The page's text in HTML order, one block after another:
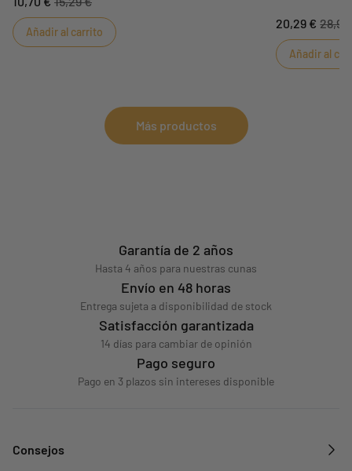
Añadir al carrito
permitir a los
al día. Su
recomienda
facilitar el
20,29 € 28,99
Añadir al
Más productos
Garantía de 2 años
Hasta 4 años para nuestras cunas
Envío en 48 horas
Entrega sujeta a disponibilidad de stock
Satisfacción garantizada
14 días para cambiar de opinión
Pago seguro
Pago en 3 plazos sin intereses disponible
Consejos